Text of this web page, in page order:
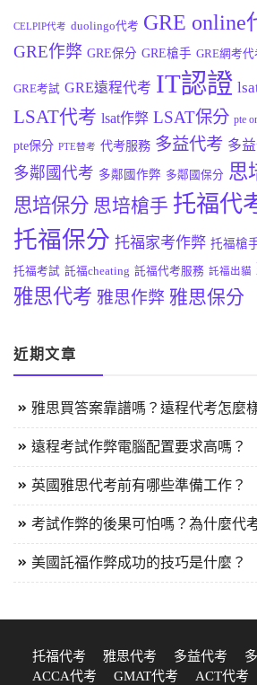
CELPIP代考 duolingo代考 GRE online
GRE作弊 GRE保分 GRE槍手 GRE網考代
GRE考試 GRE遠程代考 IT認證
LSAT代考 lsat作弊 LSAT保分 pte
pte保分 PTE替考 代考服務 多益代考 多
多鄰國代考 多鄰國作弊 多鄰國保分 思
思培保分 思培槍手 托福代
托福保分 托福家考作弊 托福槍
托福考試 託福cheating 託福代考服務 託福出貓
雅思代考 雅思作弊 雅思保分
近期文章
雅思買答案靠譜嗎？遠程代考怎麼
遠程考試作弊電腦配置要求高嗎？
英國雅思代考前有哪些準備工作？
考試作弊的後果可怕嗎？為什麼代
美國託福作弊成功的技巧是什麼？
托福代考 雅思代考 多益代考
ACCA代考
GMAT代考 ACT代考